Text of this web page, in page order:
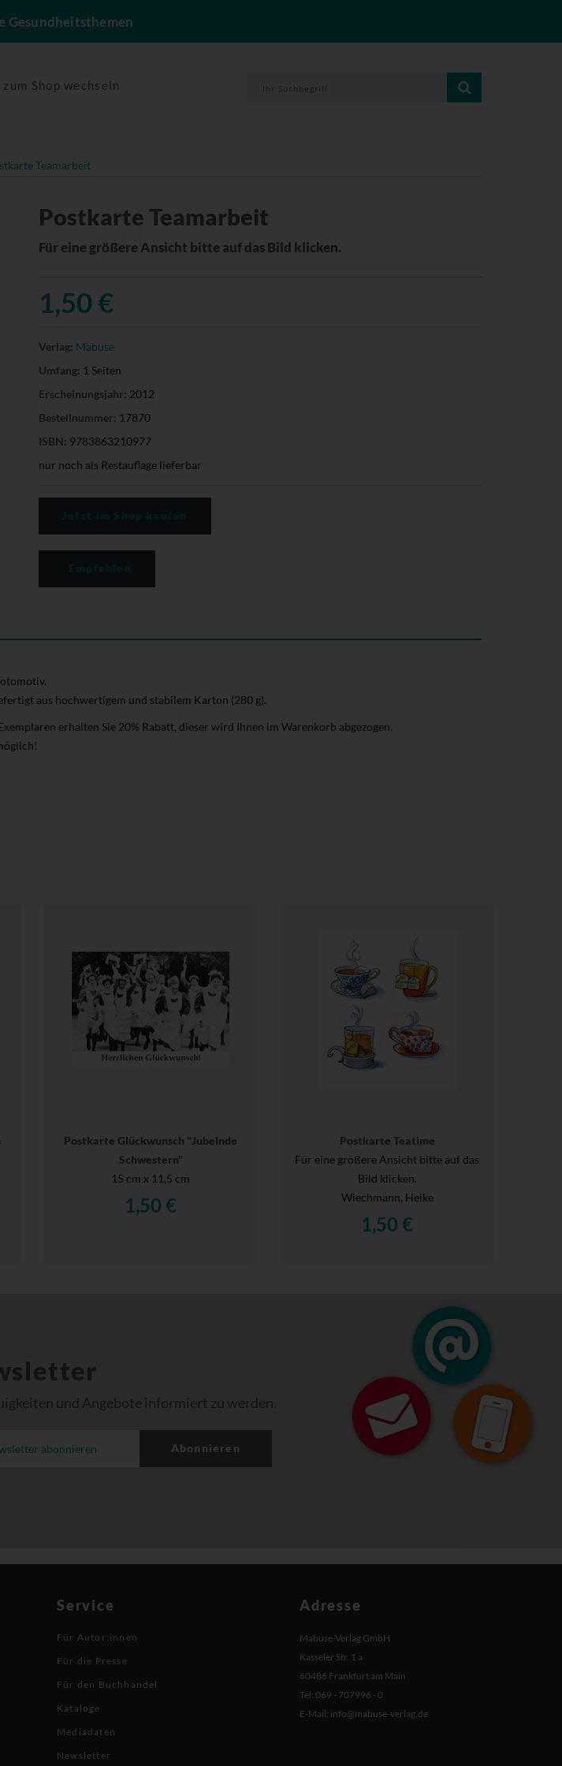
Gesundheitsthemen
zum Shop wechseln
Teamarbeit
Postkarte Teamarbeit
Für eine größere Ansicht bitte auf das Bild klicken.
1,50 €
Verlag: Mabuse
Umfang: 1 Seiten
Erscheinungsjahr: 2012
Bestellnummer: 17870
ISBN: 9783863210977
nur noch als Restauflage lieferbar
aus hochwertigem und stabilem Karton (280 g).
erhalten Sie 20% Rabatt, dieser wird Ihnen im Warenkorb abgezogen.
Postkarte Glückwunsch "Jubelnde
Schwestern"
15 cm x 11,5 cm
1,50 €
Postkarte Teatime
Für eine größere Ansicht bitte auf das
Bild klicken.
Wiechmann, Heike
1,50 €
und Angebote informiert zu werden.
Abonnieren
Service
Für Autor:innen
Für die Presse
Für den Buchhandel
Kataloge
Mediadaten
Newsletter
Adresse
Mabuse-Verlag GmbH
Kasseler Str. 1 a
60486 Frankfurt am Main
Tel: 069 - 707996 - 0
E-Mail: info@mabuse-verlag.de